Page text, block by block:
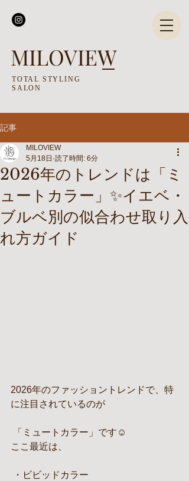
MILOVIEW
TOTAL STYLING
SALON
記事
2026年のトレンドは「ミ
ュートカラー」✨イエベ・
ブルベ別の似合わせ取り入
れ方ガイド
MILOVIEW
5月18日 読了時間: 6分
2026年のファッショントレンドで、特
に注目されているのが
「ミュートカラー」です☺️
ここ最近は、
・ビビッドカラー